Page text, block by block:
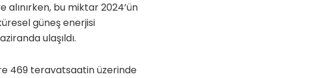
alınırken, bu miktar 2024’ün
güneş enerjisi
ulaşıldı.
469 teravatsaatin üzerinde